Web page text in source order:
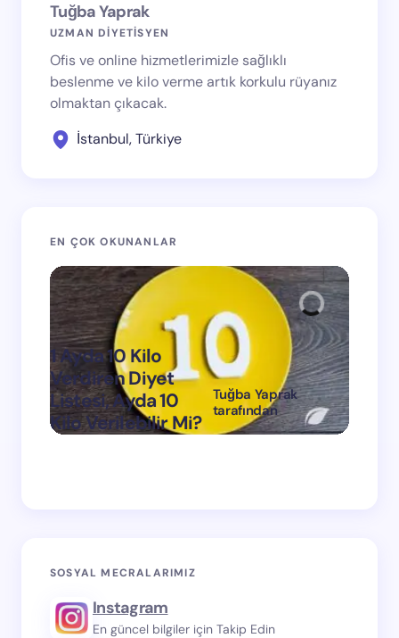
Tuğba Yaprak
UZMAN DİYETİSYEN
Ofis ve online hizmetlerimizle sağlıklı
beslenme ve kilo verme artık korkulu rüyanız
olmaktan çıkacak.
İstanbul, Türkiye
EN ÇOK OKUNANLAR
1 Ayda 10 Kilo
Verdiren Diyet
Listesi, Ayda 10
Kilo Verilebilir Mi?
Tuğba Yaprak
tarafından
on Mart 11, 2024
SOSYAL MECRALARIMIZ
Instagram
En güncel bilgiler için Takip Edin